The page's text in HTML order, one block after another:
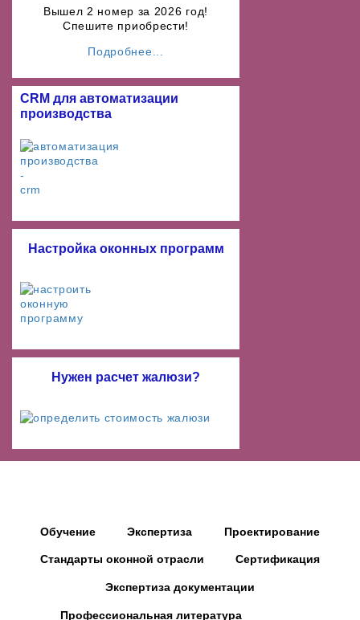
Вышел 2 номер за 2026 год!
Спешите приобрести!
Подробнее...
CRM для автоматизации
производства
Настройка оконных программ
Нужен расчет жалюзи?
Обучение Экспертиза Проектирование
Стандарты оконной отрасли Сертификация
Экспертиза документации
Профессиональная литература